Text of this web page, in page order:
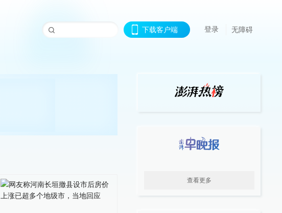
下载客户端 登录 无障碍
查看更多